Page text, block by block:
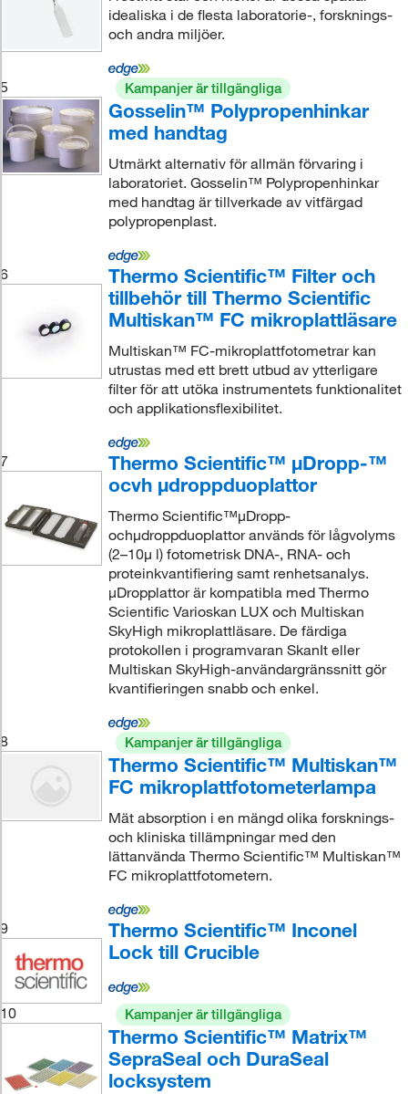
idealiska i de flesta laboratorie-, forsknings-
och andra miljöer.
5 Kampanjer är tillgängliga
Gosselin™ Polypropenhinkar
med handtag
Utmärkt alternativ för allmän förvaring i
laboratoriet. Gosselin™ Polypropenhinkar
med handtag är tillverkade av vitfärgad
polypropenplast.
6
Thermo Scientific™ Filter och
tillbehör till Thermo Scientific
Multiskan™ FC mikroplattläsare
Multiskan™ FC-mikroplattfotometrar kan
utrustas med ett brett utbud av ytterligare
filter för att utöka instrumentets funktionalitet
och applikationsflexibilitet.
7
Thermo Scientific™ μDropp-™
ocvh μdroppduoplattor
Thermo Scientific™μDropp-
ochμdroppduoplattor används för lågvolyms
(2–10μ l) fotometrisk DNA-, RNA- och
proteinkvantifiering samt renhetsanalys.
μDropplattor är kompatibla med Thermo
Scientific Varioskan LUX och Multiskan
SkyHigh mikroplattläsare. De färdiga
protokollen i programvaran SkanIt eller
Multiskan SkyHigh-användargränssnitt gör
kvantifieringen snabb och enkel.
8 Kampanjer är tillgängliga
Thermo Scientific™ Multiskan™
FC mikroplattfotometerlampa
Mät absorption i en mängd olika forsknings-
och kliniska tillämpningar med den
lättanvända Thermo Scientific™ Multiskan™
FC mikroplattfotometern.
9
Thermo Scientific™ Inconel
Lock till Crucible
10 Kampanjer är tillgängliga
Thermo Scientific™ Matrix™
SepraSeal och DuraSeal
locksystem